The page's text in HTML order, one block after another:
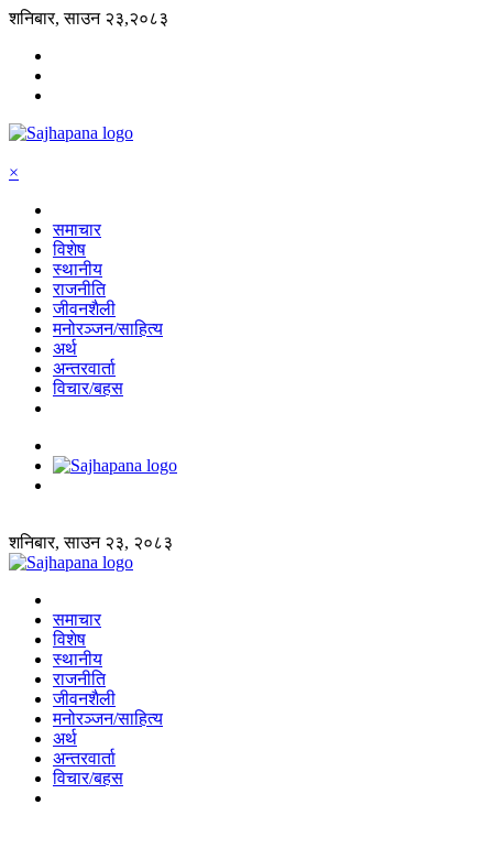
शनिबार, साउन २३,२०८३
×
समाचार
विशेष
स्थानीय
राजनीति
जीवनशैली
मनोरञ्जन/साहित्य
अर्थ
अन्तरवार्ता
विचार/बहस
शनिबार, साउन २३, २०८३
समाचार
विशेष
स्थानीय
राजनीति
जीवनशैली
मनोरञ्जन/साहित्य
अर्थ
अन्तरवार्ता
विचार/बहस